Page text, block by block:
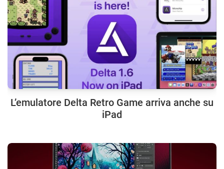
L’emulatore Delta Retro Game arriva anche su
iPad